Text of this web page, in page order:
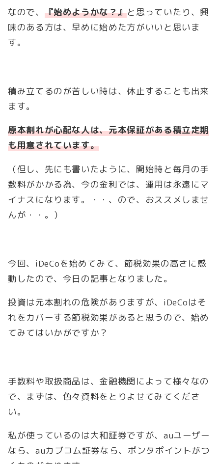
なので、 『始めようかな？』と思っていたり、興
味のある方は、早めに始めた方がいいと思いま
す。
積み立てるのが苦しい時は、休止することも出来
ます。
原本割れが心配な人は、元本保証がある積立定期
も用意されています。
（但し、先にも書いたように、開始時と毎月の手
数料がかかる為、今の金利では、運用は永遠にマ
イナスになります。・・、ので、おススメしませ
んが・・。）
今回、iDeCoを始めてみて、節税効果の高さに感
動したので、今日の記事となりました。
投資は元本割れの危険がありますが、iDeCoはそ
れをカバーする節税効果があると思うので、始め
てみてはいかがですか？
手数料や取扱商品は、金融機関によって様々なの
で、まずは、色々資料をとりよせてみてくださ
い。
私が使っているのは大和証券ですが、auユーザー
なら、auカブコム証券なら、ポンタポイントがつ